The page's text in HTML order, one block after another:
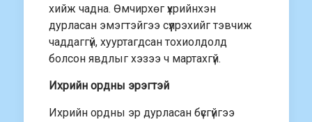
хийж чадна. Өмчирхөг үхрийнхэн
дурласан эмэгтэйгээ сүүлрэхийг тэвчиж
чаддаггүй, хууртагдсан тохиолдолд
болсон явдлыг хэзээ ч мартахгүй.
Ихрийн ордны эрэгтэй
Ихрийн ордны эр дурласан бүсгүйгээ